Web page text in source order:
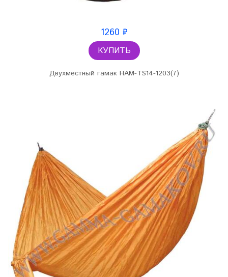
1260 ₽
КУПИТЬ
Двухместный гамак HAM-TS14-1203(7)